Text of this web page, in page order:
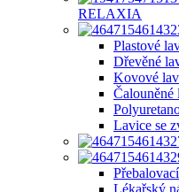
RELAXIA
Plastové
Dřevěné
Kovové
Čalouněné
Lavice se
Lékařský